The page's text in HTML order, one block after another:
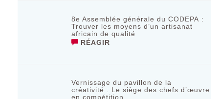
8e Assemblée générale du CODEPA :
Trouver les moyens d’un artisanat
africain de qualité
RÉAGIR
Vernissage du pavillon de la
créativité : Le siège des chefs d’œuvre
en compétition